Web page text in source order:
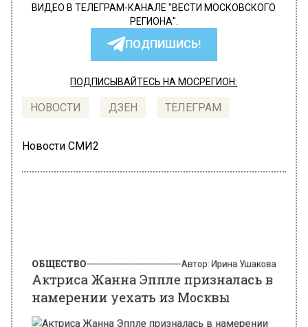
ВИДЕО В ТЕЛЕГРАМ-КАНАЛЕ "ВЕСТИ МОСКОВСКОГО
РЕГИОНА".
ПОДПИШИСЬ!
ПОДПИСЫВАЙТЕСЬ НА МОСРЕГИОН:
НОВОСТИ ДЗЕН ТЕЛЕГРАМ
Новости СМИ2
намерении уехать из Москвы